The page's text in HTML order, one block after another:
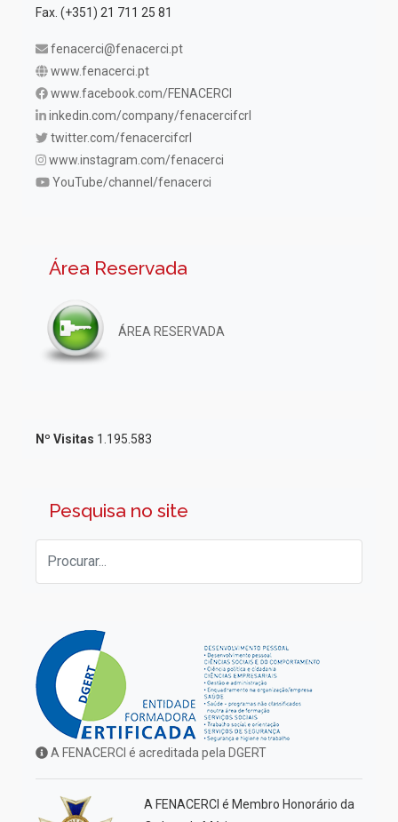
Fax. (+351) 21 711 25 81
fenacerci@fenacerci.pt
www.fenacerci.pt
www.facebook.com/FENACERCI
inkedin.com/company/fenacercifcrl
twitter.com/fenacercifcrl
www.instagram.com/fenacerci
YouTube/channel/fenacerci
Área Reservada
ÁREA RESERVADA
Nº Visitas 1.195.583
Pesquisa no site
A FENACERCI é acreditada pela DGERT
A FENACERCI é Membro Honorário da